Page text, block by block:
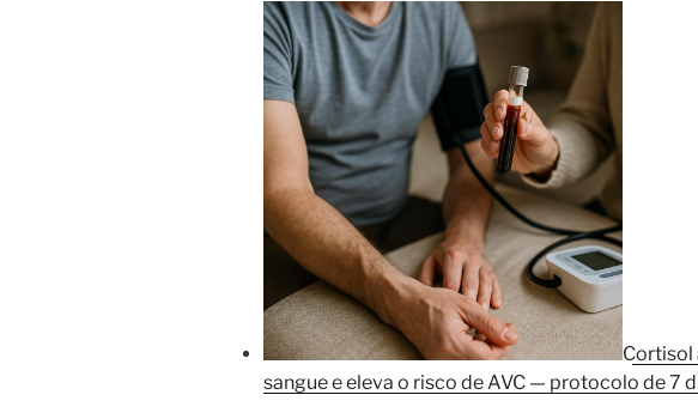
Cortisol
sangue e eleva o risco de AVC — protocolo de 7